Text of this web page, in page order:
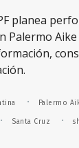
planea
Palermo
· Palermo
· Santa Cruz ·